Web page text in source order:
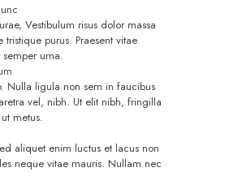
Vestibulum risus dolor massa
tristique purus. Praesent vitae
urna.
Nulla ligula non sem in faucibus
vel, nibh. Ut elit nibh, fringilla
metus.
aliquet enim luctus et lacus non
neque vitae mauris. Nullam nec